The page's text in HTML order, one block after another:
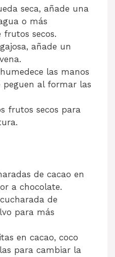
seca, añade una
o más
secos.
añade un
las manos
peguen al formar las
frutos secos para
de cacao en
a chocolate.
de
para más
en cacao, coco
para cambiar la